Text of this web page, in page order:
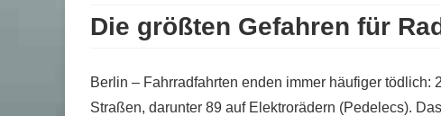
Die größten Gefahren für
Berlin – Fahrradfahrten enden immer häufiger tödlich:
Straßen, darunter 89 auf Elektrorädern (Pedelecs).